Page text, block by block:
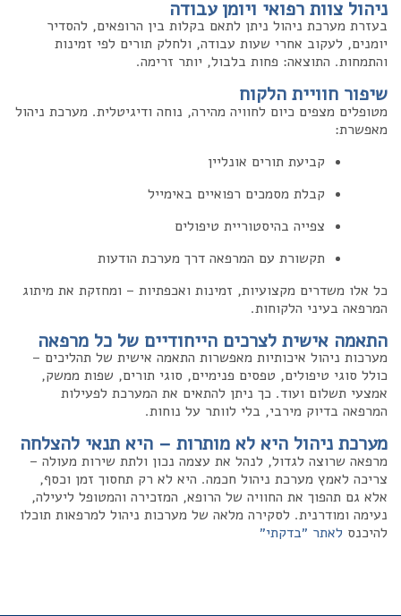
ניהול צוות רפואי ויומן עבודה
בעזרת מערכת ניהול ניתן לתאם בקלות בין הרופאים, להסדיר
יומנים, לעקוב אחרי שעות עבודה, ולחלק תורים לפי זמינות
והתמחות. התוצאה: פחות בלבול, יותר זרימה.
שיפור חוויית הלקוח
מטופלים מצפים כיום לחוויה מהירה, נוחה ודיגיטלית. מערכת ניהול
מאפשרת:
קביעת תורים אונליין
קבלת מסמכים רפואיים באימייל
צפייה בהיסטוריית טיפולים
תקשורת עם המרפאה דרך מערכת הודעות
כל אלו משדרים מקצועיות, זמינות ואכפתיות – ומחזקת את מיתוג
המרפאה בעיני הלקוחות.
התאמה אישית לצרכים הייחודיים של כל מרפאה
מערכות ניהול איכותיות מאפשרות התאמה אישית של תהליכים –
כולל סוגי טיפולים, טפסים פנימיים, סוגי תורים, שפות ממשק,
אמצעי תשלום ועוד. כך ניתן להתאים את המערכת לפעילות
המרפאה בדיוק מירבי, בלי לוותר על נוחות.
מערכת ניהול היא לא מותרות – היא תנאי להצלחה
מרפאה שרוצה לגדול, לנהל את עצמה נכון ולתת שירות מעולה –
צריכה לאמץ מערכת ניהול חכמה. היא לא רק תחסוך זמן וכסף,
אלא גם תהפוך את החוויה של הרופא, המזכירה והמטופל ליעילה,
נעימה ומודרנית. לסקירה מלאה של מערכות ניהול למרפאות תוכלו
להיכנס לאתר ״בדקתי״